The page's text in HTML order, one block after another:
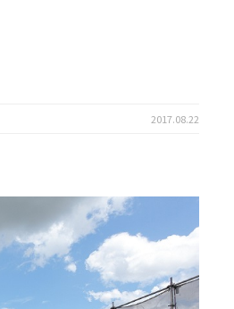
2017.08.22